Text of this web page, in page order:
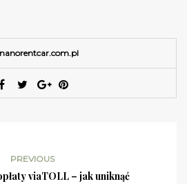
PREVIOUS
viaTOLL – jak uniknąć